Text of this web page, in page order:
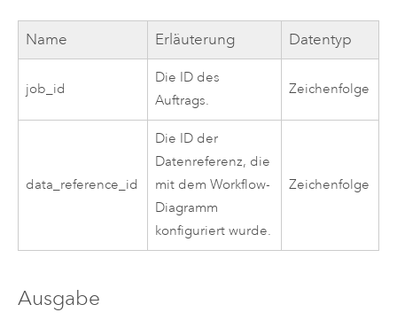
Name Erläuterung Datentyp
job_id
Die ID des
Auftrags.
Zeichenfolge
data_reference_id
Die ID der
Datenreferenz, die
mit dem Workflow-
Diagramm
konfiguriert wurde.
Zeichenfolge
Ausgabe